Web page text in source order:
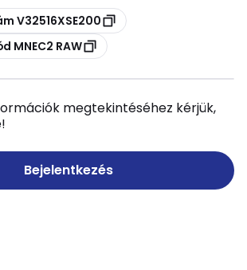
V32516XSE200
MNEC2 RAW
megtekintéséhez kérjük,
Bejelentkezés